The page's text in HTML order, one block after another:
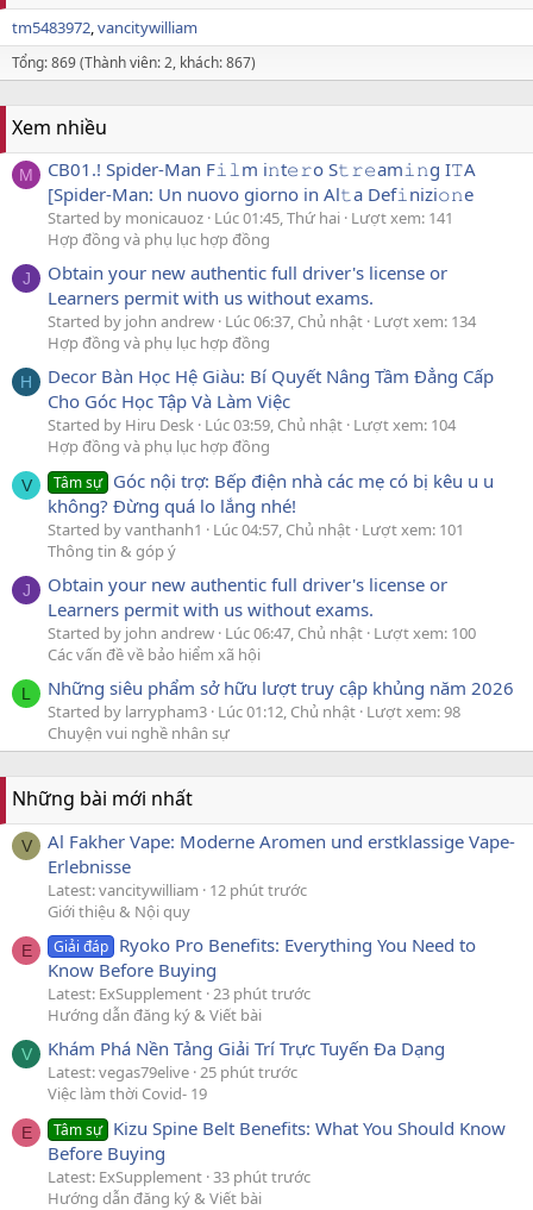
tm5483972 vancitywilliam
Tổng: 869 (Thành viên: 2, khách: 867)
Xem nhiều
M
CB01.! Spider-Man F𝚒𝚕m i𝚗t𝚎𝚛o S𝚝𝚛𝚎am𝚒𝚗g I𝚃A
[Spider-Man: Un nuovo giorno in Al𝚝a Def𝚒nizi𝚘𝚗e
Started by monicauoz Lúc 01:45, Thứ hai Lượt xem: 141
Hợp đồng và phụ lục hợp đồng
J
Obtain your new authentic full driver's license or
Learners permit with us without exams.
Started by john andrew Lúc 06:37, Chủ nhật Lượt xem: 134
Hợp đồng và phụ lục hợp đồng
H
Decor Bàn Học Hệ Giàu: Bí Quyết Nâng Tầm Đẳng Cấp
Cho Góc Học Tập Và Làm Việc
Started by Hiru Desk Lúc 03:59, Chủ nhật Lượt xem: 104
Hợp đồng và phụ lục hợp đồng
V Tâm sự Góc nội trợ: Bếp điện nhà các mẹ có bị kêu u u
không? Đừng quá lo lắng nhé!
Started by vanthanh1 Lúc 04:57, Chủ nhật Lượt xem: 101
Thông tin & góp ý
J
Obtain your new authentic full driver's license or
Learners permit with us without exams.
Started by john andrew Lúc 06:47, Chủ nhật Lượt xem: 100
Các vấn đề về bảo hiểm xã hội
L Những siêu phẩm sở hữu lượt truy cập khủng năm 2026
Started by larrypham3 Lúc 01:12, Chủ nhật Lượt xem: 98
Chuyện vui nghề nhân sự
Những bài mới nhất
V
Al Fakher Vape: Moderne Aromen und erstklassige Vape-
Erlebnisse
Latest: vancitywilliam
12 phút trước
Giới thiệu & Nội quy
E Giải đáp Ryoko Pro Benefits: Everything You Need to
Know Before Buying
Latest: ExSupplement 23 phút trước
Hướng dẫn đăng ký & Viết bài
V Khám Phá Nền Tảng Giải Trí Trực Tuyến Đa Dạng
Latest: vegas79elive 25 phút trước
Việc làm thời Covid- 19
E Tâm sự Kizu Spine Belt Benefits: What You Should Know
Before Buying
Latest: ExSupplement 33 phút trước
Hướng dẫn đăng ký & Viết bài